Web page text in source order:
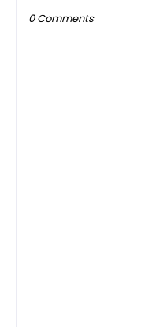
0 Comments